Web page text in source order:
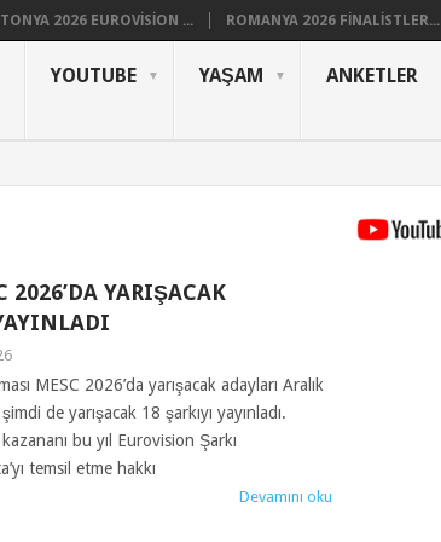
2026 EUROVISION ... ROMANYA 2026 FINALISTLER...
YOUTUBE YAŞAM ANKETLER
2026’DA YARIŞACAK
MESC 2026’da yarışacak adayları Aralık
şimdi de yarışacak 18 şarkıyı yayınladı.
bu yıl Eurovision Şarkı
temsil etme hakkı
Devamını oku